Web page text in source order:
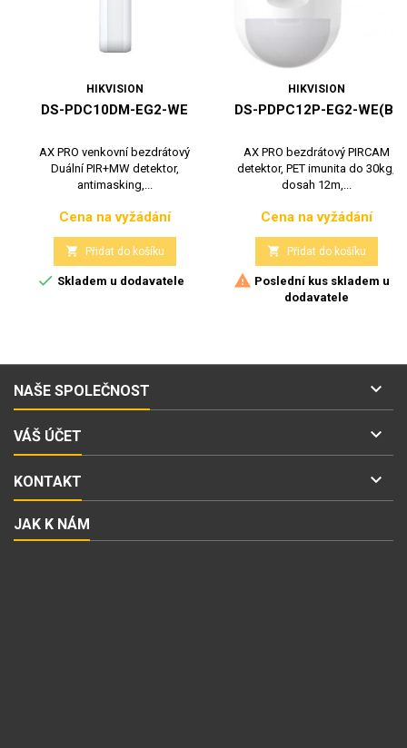
HIKVISION
DS-PDC10DM-EG2-WE
AX PRO venkovní bezdrátový
Duální PIR+MW detektor,
antimasking,...
Cena
Cena na vyžádání
 Přidat do košíku
 Skladem u dodavatele
HIKVISION
DS-PDPC12P-EG2-WE(B)
AX PRO bezdrátový PIRCAM
detektor, PET imunita do 30kg,
dosah 12m,...
Cena
Cena na vyžádání
 Přidat do košíku
 Poslední kus skladem u
dodavatele
NAŠE SPOLEČNOST 
VÁŠ ÚČET 
KONTAKT 
JAK K NÁM